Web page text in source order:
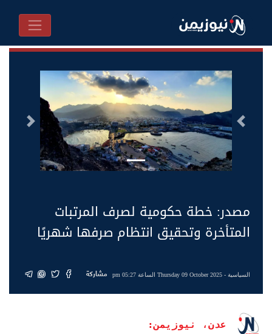
السابق التالى
مصدر: خطة حكومية لصرف المرتبات
المتأخرة وتحقيق انتظام صرفها شهريًا
السياسية- Thursday 09 October 2025 الساعة 05:27 pm مشاركة
عدن، نيوزيمن: